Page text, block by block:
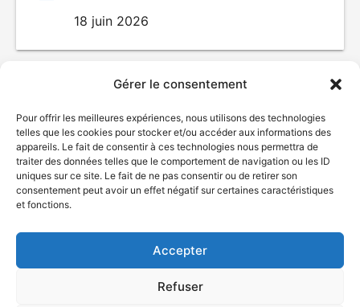
Gérer le consentement
Pour offrir les meilleures expériences, nous utilisons des technologies
telles que les cookies pour stocker et/ou accéder aux informations des
appareils. Le fait de consentir à ces technologies nous permettra de
traiter des données telles que le comportement de navigation ou les ID
uniques sur ce site. Le fait de ne pas consentir ou de retirer son
consentement peut avoir un effet négatif sur certaines caractéristiques
et fonctions.
Accepter
Refuser
18 juin 2026
© Gouvernement du Québec, 2026
Plan du site
Accessibilité
Accès à l'information
Déclaration de services